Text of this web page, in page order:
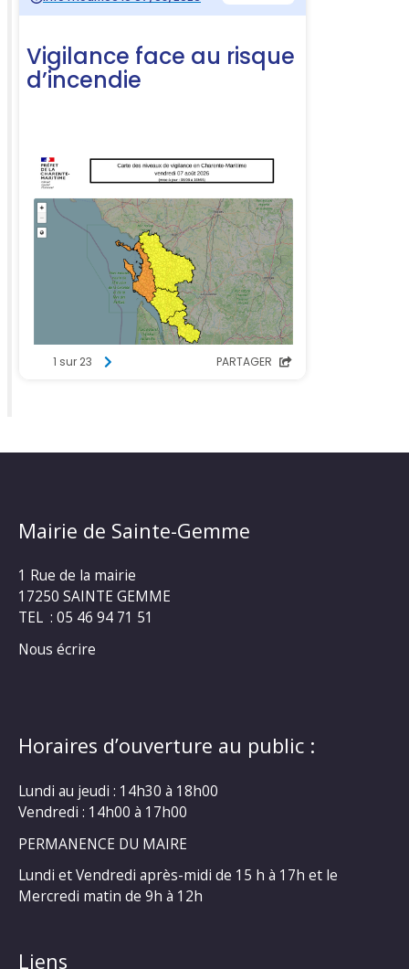
Mairie de Sainte-Gemme
1 Rue de la mairie
17250 SAINTE GEMME
TEL : 05 46 94 71 51
Nous écrire
Horaires d’ouverture au public :
Lundi au jeudi : 14h30 à 18h00
Vendredi : 14h00 à 17h00
PERMANENCE DU MAIRE
Lundi et Vendredi après-midi de 15 h à 17h et le
Mercredi matin de 9h à 12h
Liens